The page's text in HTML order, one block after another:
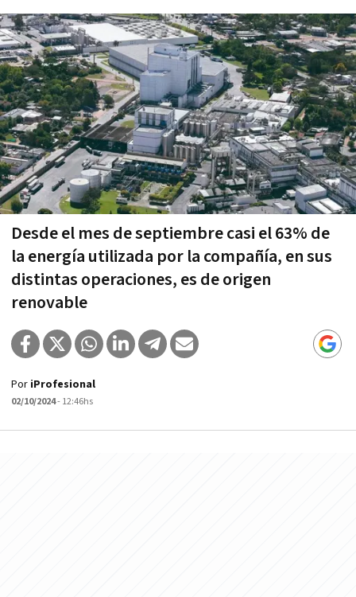
Desde el mes de septiembre casi el 63% de
la energía utilizada por la compañía, en sus
distintas operaciones, es de origen
renovable
Por iProfesional
02/10/2024- 12:46hs